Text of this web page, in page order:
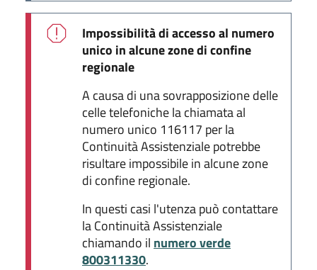
Impossibilità di accesso al numero
unico in alcune zone di confine
regionale
A causa di una sovrapposizione delle
celle telefoniche la chiamata al
numero unico 116117 per la
Continuità Assistenziale potrebbe
risultare impossibile in alcune zone
di confine regionale.
In questi casi l'utenza può contattare
la Continuità Assistenziale
chiamando il numero verde
800311330.